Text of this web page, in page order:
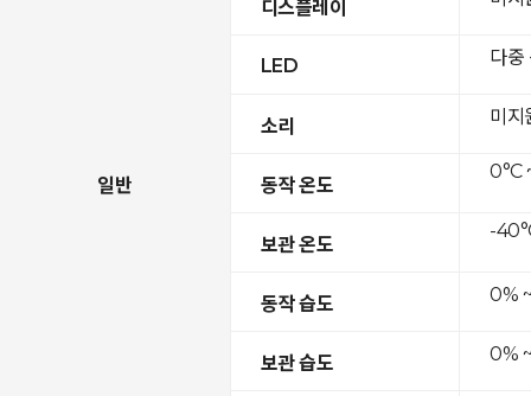
일반
디스플레이
LED
소리
동작 온도
보관 온도
동작 습도
보관 습도
다중
미지
0°C
-
0%
0%